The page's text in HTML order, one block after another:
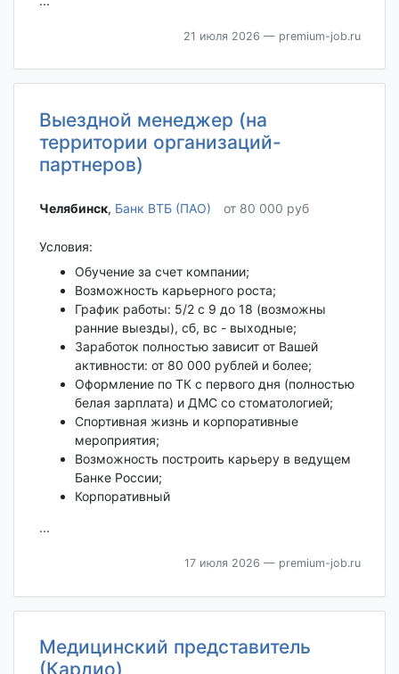
21 июля 2026 — premium-job.ru
Выездной менеджер (на
территории организаций-
партнеров)
Челябинск‎, Банк ВТБ (ПАО) от 80 000 руб
Условия:
Обучение за счет компании;
Возможность карьерного роста;
График работы: 5/2 с 9 до 18 (возможны
ранние выезды), сб, вс - выходные;
Заработок полностью зависит от Вашей
активности: от 80 000 рублей и более;
Оформление по ТК с первого дня (полностью
белая зарплата) и ДМС со стоматологией;
Спортивная жизнь и корпоративные
мероприятия;
Возможность построить карьеру в ведущем
Банке России;
Корпоративный
...
17 июля 2026 — premium-job.ru
Медицинский представитель
(Кардио)